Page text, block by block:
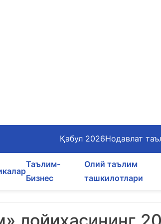
Қабул 2026Нодавлат
Таълим-
Бизнес
Олий таълим
ташкилотлари